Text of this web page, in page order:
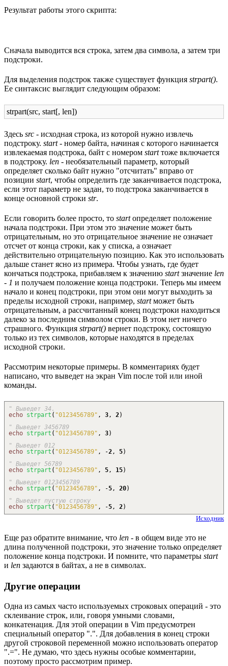
Результат работы этого скрипта:
Сначала выводится вся строка, затем два символа, а затем три
подстроки.
Для выделения подстрок также существует функция strpart().
Ее синтаксис выглядит следующим образом:
strpart(src, start[, len])
Здесь src - исходная строка, из которой нужно извлечь
подстроку. start- номер байта, начиная с которого начинается
извлекаемая подстрока, байт с номером startтоже включается
в подстроку. len - необязательный параметр, который
определяет сколько байт нужно "отсчитать" вправо от
позиции start, чтобы определить где заканчивается подстрока,
если этот параметр не задан, то подстрока заканчивается в
конце основной строки str.
Если говорить более просто, то startопределяет положение
начала подстроки. При этом это значение может быть
отрицательным, но это отрицательное значение не означает
отсчет от конца строки, как у списка, а означает
действительно отрицательную позицию. Как это использовать
дальше станет ясно из примера. Чтобы узнать, где будет
кончаться подстрока, прибавляем к значению startзначение len
- 1 и получаем положение конца подстроки. Теперь мы имеем
начало и конец подстроки, при этом они могут выходить за
пределы исходной строки, например, startможет быть
отрицательным, а рассчитанный конец подстроки находиться
далеко за последним символом строки. В этом нет ничего
страшного. Функция strpart() вернет подстроку, состоящую
только из тех символов, которые находятся в пределах
исходной строки.
Рассмотрим некоторые примеры. В комментариях будет
написано, что выведет на экран Vim после той или иной
команды.
" Выведет 34.
echo strpart ( "0123456789" , 3 , 2)
" Выведет 3456789
echo strpart ( "0123456789" , 3)
" Выведет 012
echo strpart ( "0123456789" , -2 , 5)
" Выведет 56789
echo strpart ( "0123456789" , 5 , 15)
" Выведет 0123456789
echo strpart ( "0123456789" , -5 , 20)
" Выведет пустую строку
echo strpart ( "0123456789" , -5 , 2)
Исходник
Еще раз обратите внимание, что len - в общем виде это не
длина полученной подстроки, это значение только определяет
положение конца подстроки. И помните, что параметры start
и len задаются в байтах, а не в символах.
Другие операции
Одна из самых часто используемых строковых операций - это
склеивание строк, или, говоря умными словами,
конкатенация. Для этой операции в Vim предусмотрен
специальный оператор ".". Для добавления в конец строки
другой строковой переменной можно использовать оператор
".=". Не думаю, что здесь нужны особые комментарии,
поэтому просто рассмотрим пример.